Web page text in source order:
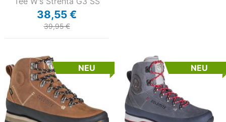
38,55 €
39,95 €
NEU NEU